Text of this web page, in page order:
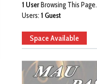
1 UserBrowsing This Page.
Users: 1 Guest
Space Available